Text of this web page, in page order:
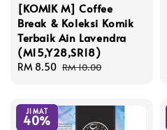
[KOMIK M] Coffee
Break & Koleksi Komik
Terbaik Ain Lavendra
(M15,Y28,SR18)
Sale
RM 8.50 Regular
RM 10.00
JIMAT
40%